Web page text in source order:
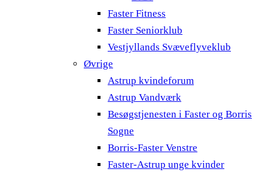
Faster Fitness
Faster Seniorklub
Vestjyllands Svæveflyveklub
Øvrige
Astrup kvindeforum
Astrup Vandværk
Besøgstjenesten i Faster og Borris
Sogne
Borris-Faster Venstre
Faster-Astrup unge kvinder